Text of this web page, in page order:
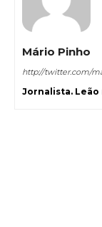
Mário Pinho
http://twitter.com/
Jornalista. Leão